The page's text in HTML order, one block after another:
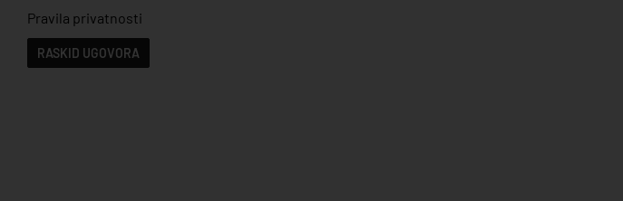
Pravila privatnosti
RASKID UGOVORA